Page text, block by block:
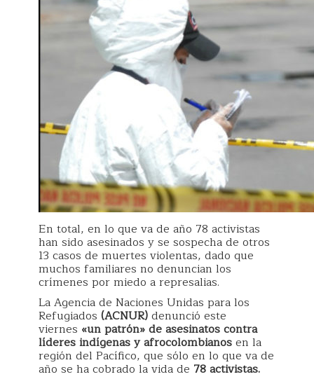
En total, en lo que va de año 78 activistas
han sido asesinados y se sospecha de otros
13 casos de muertes violentas, dado que
muchos familiares no denuncian los
crímenes por miedo a represalias.
La Agencia de Naciones Unidas para los
Refugiados (ACNUR)denunció este
viernes «un patrón» de asesinatos contra
líderes indígenas y afrocolombianosen la
región del Pacífico, que sólo en lo que va de
año se ha cobrado la vida de 78 activistas.